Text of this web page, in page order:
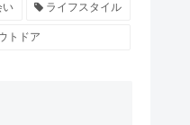
い ライフスタイル
トドア